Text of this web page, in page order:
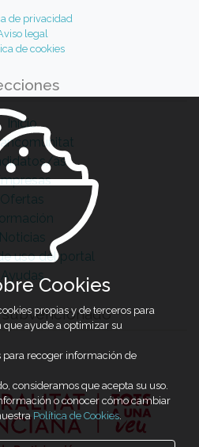
de privacidad
legal
de cookies
Inicio
as
Ofertas
Noticias
uso del portal
AyudasCookies
propias y de terceros para
ayude a optimizar su
para recoger información de
consideramos que acepta su uso.
o conocer cómo cambiar
Política de Cookies.